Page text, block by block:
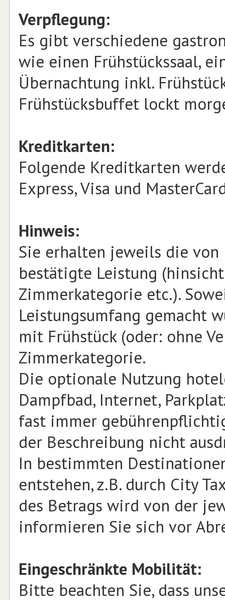
Verpflegung:
Es gibt verschiedene
wie einen Frühstückssaal,
Übernachtung inkl.
Frühstücksbuffet lockt
Kreditkarten:
Folgende Kreditkarten
Express, Visa und
Hinweis:
Sie erhalten jeweils die
bestätigte Leistung
Zimmerkategorie etc.).
Leistungsumfang gemacht
mit Frühstück (oder: ohne
Zimmerkategorie.
Die optionale Nutzung
Dampfbad, Internet,
fast immer
der Beschreibung nicht
In bestimmten
entstehen, z.B. durch City
des Betrags wird von der
informieren Sie sich vor
Eingeschränkte Mobilität:
Bitte beachten Sie, dass